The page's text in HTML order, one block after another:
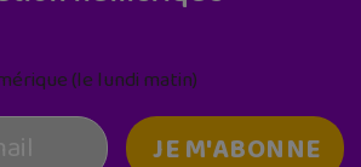
(le lundi matin)